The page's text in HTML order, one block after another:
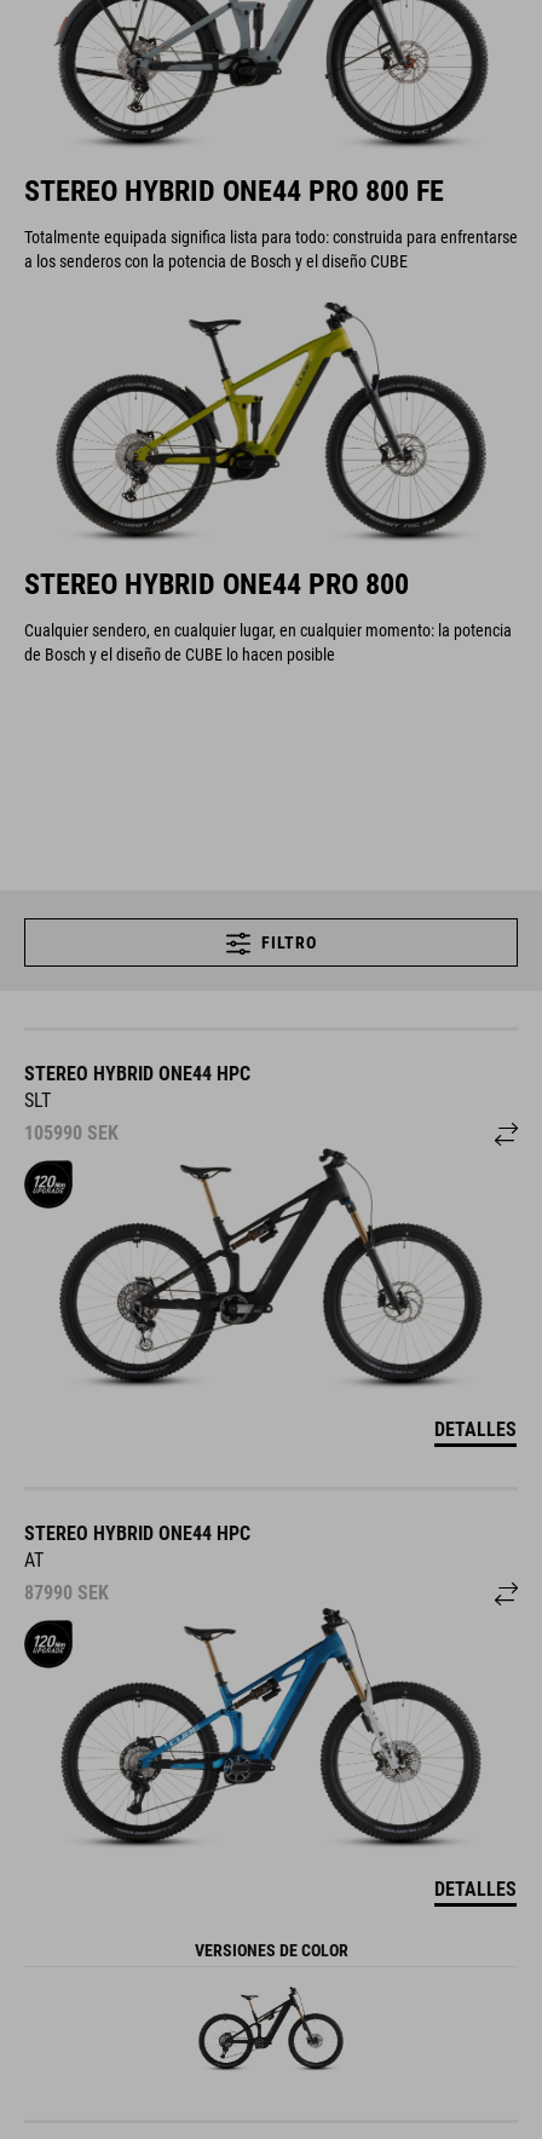
STEREO HYBRID ONE44 PRO 800 FE
Totalmente equipada significa lista para todo: construida para enfrentarse
a los senderos con la potencia de Bosch y el diseño CUBE
STEREO HYBRID ONE44 PRO 800
Cualquier sendero, en cualquier lugar, en cualquier momento: la potencia
de Bosch y el diseño de CUBE lo hacen posible
FILTRO
STEREO HYBRID ONE44 HPC
SLT
105990 SEK
DETALLES
STEREO HYBRID ONE44 HPC
AT
87990 SEK
DETALLES
VERSIONES DE COLOR